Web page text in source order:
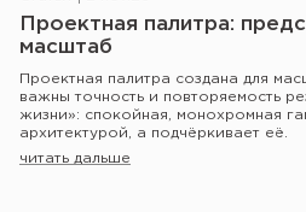
Проектная палитра:
масштаб
Проектная палитра создана для
важны точность и повторяемость
жизни»: спокойная, монохромная
архитектурой, а подчёркивает её.
читать дальше